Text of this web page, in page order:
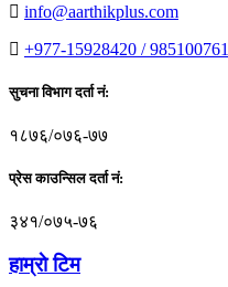
info@aarthikplus.com
+977-15928420 /
सुचना विभाग दर्ता नं:
१८७६/०७६-७७
प्रेस काउन्सिल दर्ता नं:
३४१/०७५-७६
हाम्राे टिम